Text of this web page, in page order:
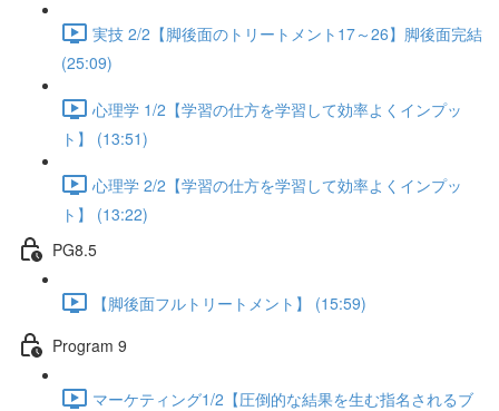
実技 2/2【脚後面のトリートメント17～26】脚後面完結
(25:09)
心理学 1/2【学習の仕方を学習して効率よくインプッ
ト】 (13:51)
心理学 2/2【学習の仕方を学習して効率よくインプッ
ト】 (13:22)
PG8.5
【脚後面フルトリートメント】 (15:59)
Program 9
マーケティング1/2【圧倒的な結果を生む指名されるブ